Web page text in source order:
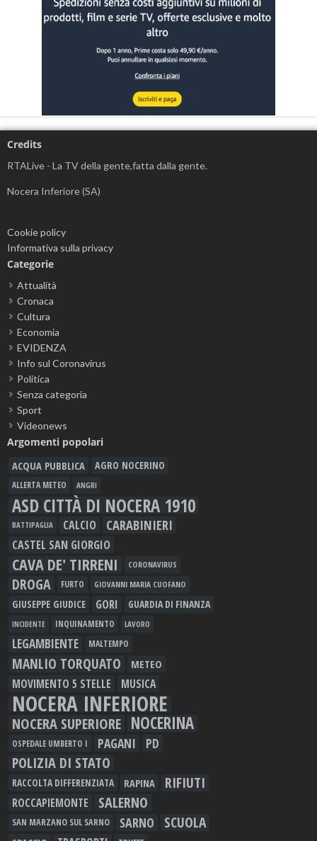
Credits
RTALive - La TV della gente,fatta dalla gente.
Nocera Inferiore (SA)
Cookie policy
Informativa sulla privacy
Categorie
Attualità
Cronaca
Cultura
Economia
EVIDENZA
Info sul Coronavirus
Politica
Senza categoria
Sport
Videonews
Argomenti popolari
ACQUA PUBBLICA AGRO NOCERINO
ALLERTA METEO ANGRI
ASD CITTÀ DI NOCERA 1910
BATTIPAGLIA CALCIO CARABINIERI
CASTEL SAN GIORGIO
CAVA DE' TIRRENI CORONAVIRUS
DROGA FURTO GIOVANNI MARIA CUOFANO
GIUSEPPE GIUDICE GORI GUARDIA DI FINANZA
INCIDENTE INQUINAMENTO LAVORO
LEGAMBIENTE MALTEMPO
MANLIO TORQUATO METEO
MOVIMENTO 5 STELLE MUSICA
NOCERA INFERIORE
NOCERA SUPERIORE NOCERINA
OSPEDALE UMBERTO I PAGANI PD
POLIZIA DI STATO
RACCOLTA DIFFERENZIATA RAPINA RIFIUTI
ROCCAPIEMONTE SALERNO
SAN MARZANO SUL SARNO SARNO SCUOLA